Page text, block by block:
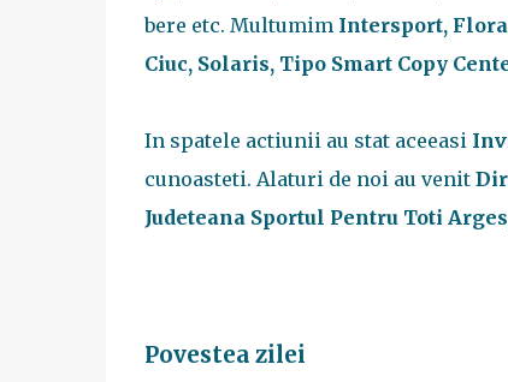
bere etc. Multumim Intersport, Flora
Ciuc, Solaris, Tipo Smart Copy
In spatele actiunii au stat aceeasi
cunoasteti. Alaturi de noi au venit
Judeteana Sportul Pentru Toti
Povestea zilei